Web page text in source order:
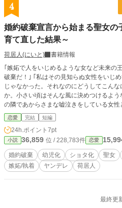
4
婚約破棄宣言から始まる聖女の
育て直した結果～
荷居人(にいと)
書籍情報
｢嫉妬で人をいじめるような女など未来の
破棄だ！｣ ｢私はその見知らぬ女性をいじめてなんかいないです！｣ 昔はこんな人
じゃなかった。それなのにどうしてこん
か。小さい頃はそんな風に決めつけるような
の隣であからさまな嘘泣きをしている女
子に私の中に秘められた力が暴走した結果……。 ｢｢｢聖女様誕生だ～！
いや、そんな場合ではないでしょう!?｣ 目の前には互いに仲が良好だった頃幼い
殿下がいた。かわい……いやいや！これどうすれば？ 悪役令嬢
婚約破棄に続く婚約破棄シリーズ第二弾
ます。 ざらめ様ネタ提供ありがとうござ
恋愛 完結 短編
24h.ポイント 7pt
小説 36,859 位 / 228,783件 恋愛
婚約破棄 幼児化 ショタ化 聖女
嫉妬/執着
ヤンデレ 荷居人
最終更